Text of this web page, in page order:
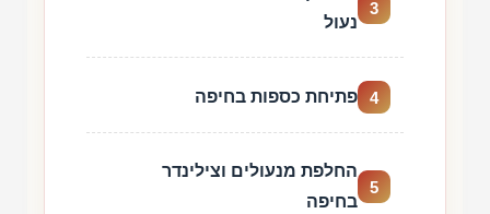
3
נעול
4 פתיחת כספות בחיפה
5
החלפת מנעולים וצילינדר
בחיפה